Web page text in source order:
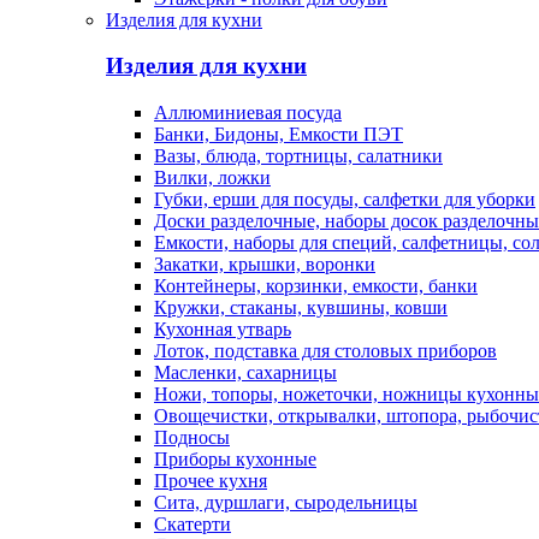
Изделия для кухни
Изделия для кухни
Аллюминиевая посуда
Банки, Бидоны, Емкости ПЭТ
Вазы, блюда, тортницы, салатники
Вилки, ложки
Губки, ерши для посуды, салфетки для уборки
Доски разделочные, наборы досок
Емкости, наборы для специй, салфетницы,
Закатки, крышки, воронки
Контейнеры, корзинки, емкости, банки
Кружки, стаканы, кувшины, ковши
Кухонная утварь
Лоток, подставка для столовых приборов
Масленки, сахарницы
Ножи, топоры, ножеточки, ножницы
Овощечистки, открывалки, штопора,
Подносы
Приборы кухонные
Прочее кухня
Сита, дуршлаги, сыродельницы
Скатерти